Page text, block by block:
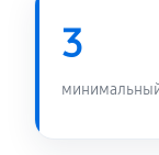
3